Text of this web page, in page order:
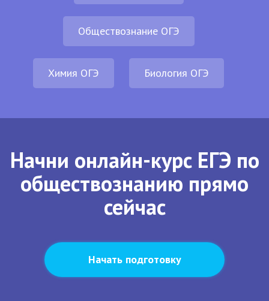
Обществознание ОГЭ
Химия ОГЭ Биология ОГЭ
Начни онлайн-курс ЕГЭ по
обществознанию прямо
сейчас
Начать подготовку